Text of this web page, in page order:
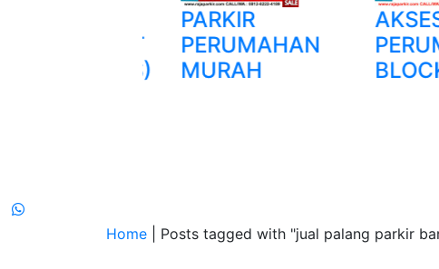
PARKIR
PERUMAHAN
MURAH
AKSES
BLOCK
Home | Posts tagged with "jual palang parkir